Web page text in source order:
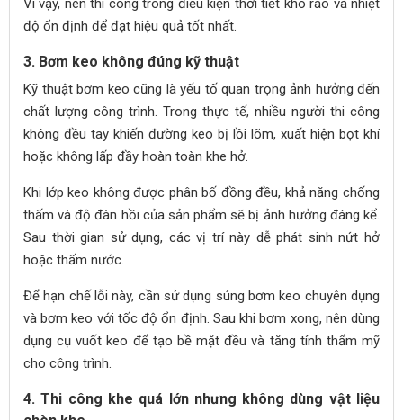
Vì vậy, nên thi công trong điều kiện thời tiết khô ráo và nhiệt
độ ổn định để đạt hiệu quả tốt nhất.
3. Bơm keo không đúng kỹ thuật
Kỹ thuật bơm keo cũng là yếu tố quan trọng ảnh hưởng đến
chất lượng công trình. Trong thực tế, nhiều người thi công
không đều tay khiến đường keo bị lồi lõm, xuất hiện bọt khí
hoặc không lấp đầy hoàn toàn khe hở.
Khi lớp keo không được phân bố đồng đều, khả năng chống
thấm và độ đàn hồi của sản phẩm sẽ bị ảnh hưởng đáng kể.
Sau thời gian sử dụng, các vị trí này dễ phát sinh nứt hở
hoặc thấm nước.
Để hạn chế lỗi này, cần sử dụng súng bơm keo chuyên dụng
và bơm keo với tốc độ ổn định. Sau khi bơm xong, nên dùng
dụng cụ vuốt keo để tạo bề mặt đều và tăng tính thẩm mỹ
cho công trình.
4. Thi công khe quá lớn nhưng không dùng vật liệu